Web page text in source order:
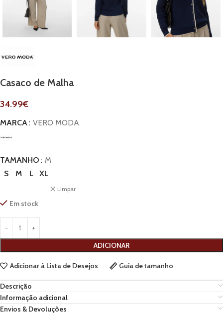
Casaco de Malha
34.99€
MARCA VERO MODA
TAMANHO
M
S
M L XL
Limpar
Em stock
ADICIONAR
Adicionar à Lista de Desejos Guia de tamanho
Descrição
Informação adicional
Envios & Devoluções